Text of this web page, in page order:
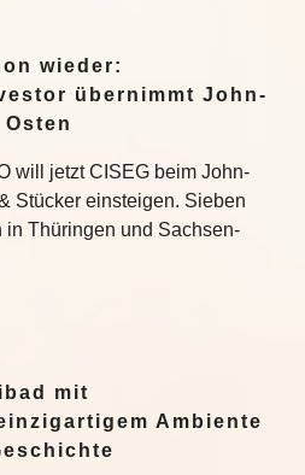
wieder:
übernimmt John-
will jetzt CISEG beim John-
Stücker einsteigen. Sieben
Thüringen und Sachsen-
mit
Ambiente